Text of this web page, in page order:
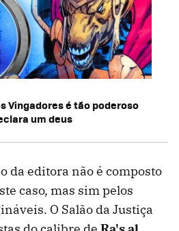
Vingadores é tão poderoso
um deus
da editora não é composto
caso, mas sim pelos
O Salão da Justiça